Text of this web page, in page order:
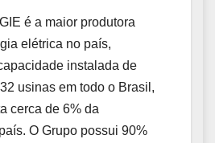
é a maior produtora
elétrica no país,
instalada de
usinas em todo o Brasil,
cerca de 6% da
O Grupo possui 90%